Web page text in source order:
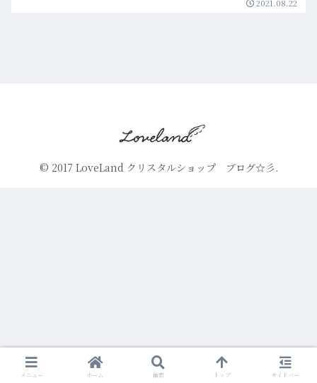
2021.08.22
© 2017 LoveLand クリスタルショップ ブログ☆彡.
メニュー ホーム 検索 トップ サイドバー